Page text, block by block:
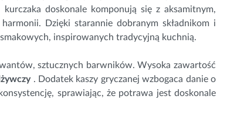
doskonale komponują się z aksamitnym,
Dzięki starannie dobranym składnikom i
inspirowanych tradycyjną kuchnią.
sztucznych barwników. Wysoka zawartość
. Dodatek kaszy gryczanej wzbogaca danie o
sprawiając, że potrawa jest doskonale